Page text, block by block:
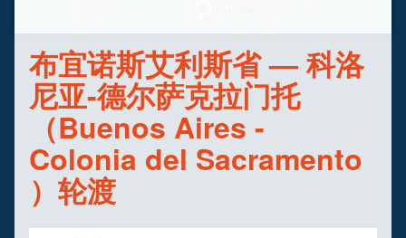
布宜诺斯艾利斯省 — 科洛
尼亚-德尔萨克拉门托
（Buenos Aires -
Colonia del Sacramento
）轮渡